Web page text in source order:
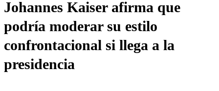
Johannes Kaiser afirma que
podría moderar su estilo
confrontacional si llega a la
presidencia